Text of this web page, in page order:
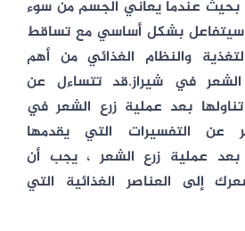
بحيث عندما يعاني الجسم من سوء
سيتفاعل بشكل أساسي مع تساقط
والنظام الغذائي من أهم
الشعر في شيراز.قد تتساءل عن
بعد عملية زرع الشعر في
عن التفسيرات التي يقدمها
عملية زرع الشعر ، يجب أن
إلى العناصر الغذائية التي